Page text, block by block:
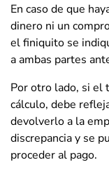
En caso de que
dinero ni un
el finiquito se
a ambas partes
Por otro lado, si el
cálculo, debe
devolverlo a la
discrepancia y se
proceder al pago.